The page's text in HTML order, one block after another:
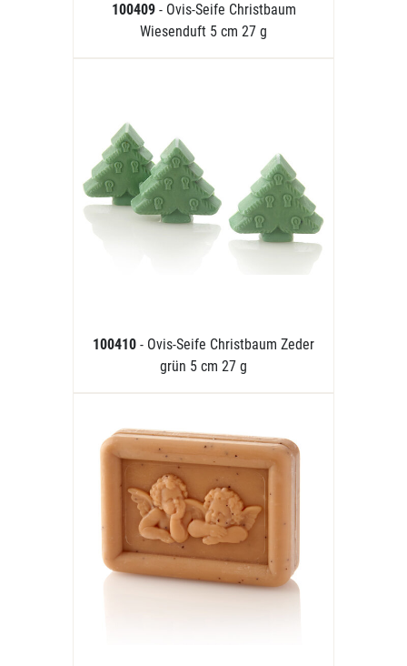
100409 - Ovis-Seife Christbaum
Wiesenduft 5 cm 27 g
100410 - Ovis-Seife Christbaum Zeder
grün 5 cm 27 g